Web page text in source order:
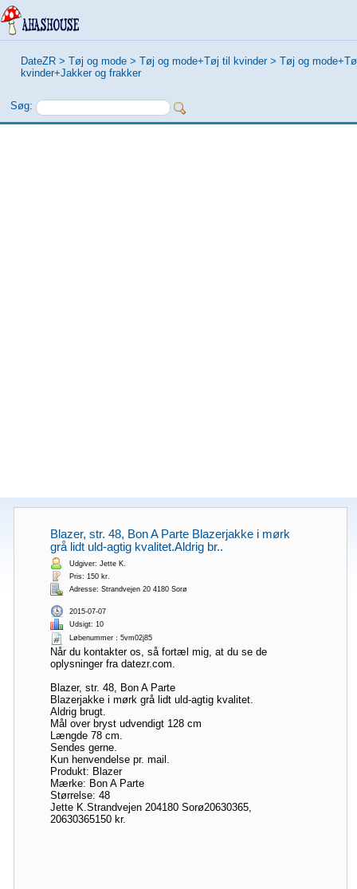
DateZR > Tøj og mode > Tøj og mode+Tøj til kvinder > Tøj og
kvinder+Jakker og frakker
Søg:
Blazer, str. 48, Bon A Parte Blazerjakke i mørk
grå lidt uld-agtig kvalitet.Aldrig br..
Udgiver: Jette K.
Pris: 150 kr.
Adresse: Strandvejen 20 4180 Sorø
2015-07-07
Udsigt: 10
Løbenummer：5vm02j85
Når du kontakter os, så fortæl mig, at du se de
oplysninger fra datezr.com.
Blazer, str. 48, Bon A Parte
Blazerjakke i mørk grå lidt uld-agtig kvalitet.
Aldrig brugt.
Mål over bryst udvendigt 128 cm
Længde 78 cm.
Sendes gerne.
Kun henvendelse pr. mail.
Produkt: Blazer
Mærke: Bon A Parte
Størrelse: 48
Jette K.Strandvejen 204180 Sorø20630365,
20630365150 kr.